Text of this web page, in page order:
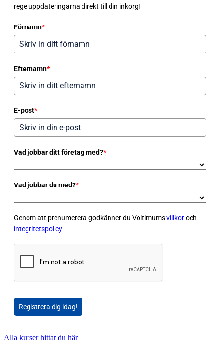
regeluppdateringarna direkt till din inkorg!
Förnamn*
Efternamn*
E-post*
Vad jobbar ditt företag med?*
Vad jobbar du med?*
Genom att prenumerera godkänner du Voltimumsvillkoroch
integritetspolicy
Registrera dig idag!
Alla kurser hittar du här